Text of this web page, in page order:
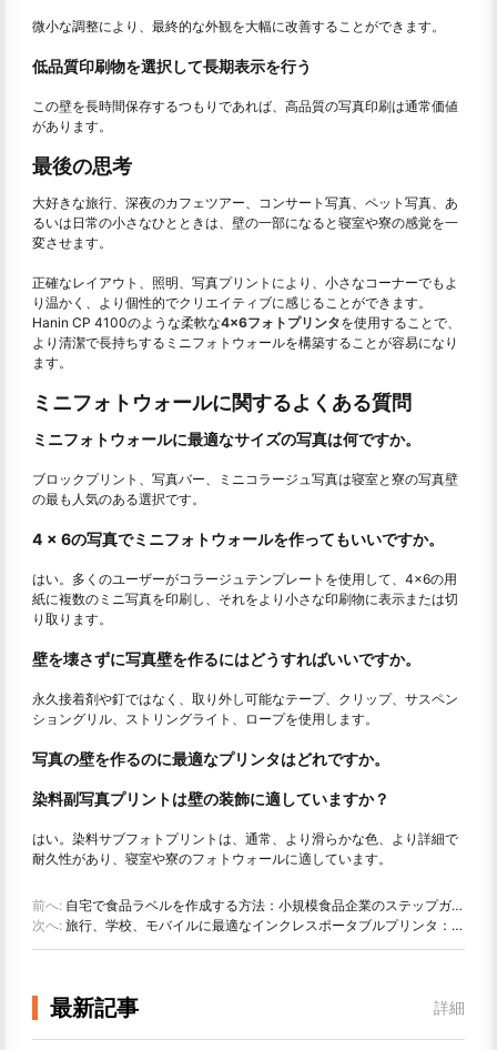
微小な調整により、最終的な外観を大幅に改善することができます。
低品質印刷物を選択して長期表示を行う
この壁を長時間保存するつもりであれば、高品質の写真印刷は通常価値
があります。
最後の思考
大好きな旅行、深夜のカフェツアー、コンサート写真、ペット写真、あ
るいは日常の小さなひとときは、壁の一部になると寝室や寮の感覚を一
変させます。
正確なレイアウト、照明、写真プリントにより、小さなコーナーでもよ
り温かく、より個性的でクリエイティブに感じることができます。
Hanin CP 4100のような柔軟な4×6フォトプリンタを使用することで、
より清潔で長持ちするミニフォトウォールを構築することが容易になり
ます。
ミニフォトウォールに関するよくある質問
ミニフォトウォールに最適なサイズの写真は何ですか。
ブロックプリント、写真バー、ミニコラージュ写真は寝室と寮の写真壁
の最も人気のある選択です。
4 x 6の写真でミニフォトウォールを作ってもいいですか。
はい。多くのユーザーがコラージュテンプレートを使用して、4×6の用
紙に複数のミニ写真を印刷し、それをより小さな印刷物に表示または切
り取ります。
壁を壊さずに写真壁を作るにはどうすればいいですか。
永久接着剤や釘ではなく、取り外し可能なテープ、クリップ、サスペン
ショングリル、ストリングライト、ロープを使用します。
写真の壁を作るのに最適なプリンタはどれですか。
染料副写真プリントは壁の装飾に適していますか？
はい。染料サブフォトプリントは、通常、より滑らかな色、より詳細で
耐久性があり、寝室や寮のフォトウォールに適しています。
前へ: 自宅で食品ラベルを作成する方法：小規模食品企業のステップガイド
次へ: 旅行、学校、モバイルに最適なインクレスポータブルプリンタ：Hanin MT 620 Pro評価
最新記事 詳細